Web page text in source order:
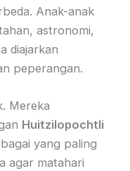
Anak-anak
astronomi,
diajarkan
peperangan.
Mereka
Huitzilopochtli
yang paling
agar matahari